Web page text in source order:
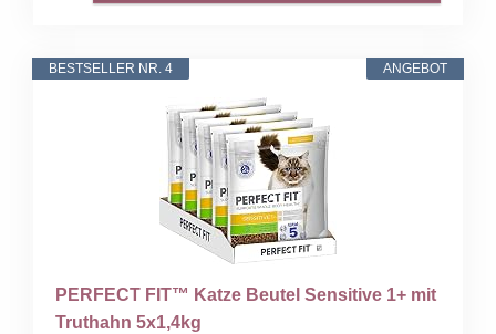
ANGEBOT
BESTSELLER NR. 4
PERFECT FIT™ Katze Beutel Sensitive 1+ mit
Truthahn 5x1,4kg